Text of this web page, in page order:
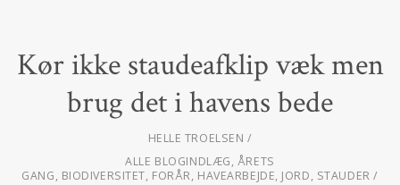
Kør ikke staudeafklip væk men
brug det i havens bede
HELLE TROELSEN
ALLE BLOGINDLÆG, ÅRETS
GANG, BIODIVERSITET, FORÅR, HAVEARBEJDE, JORD, STAUDER